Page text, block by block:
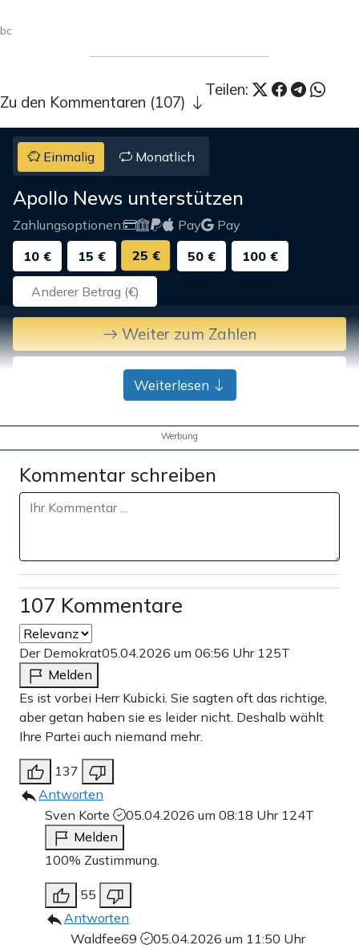
bc
Teilen:
Zu den Kommentaren (107)
Einmalig Monatlich
Apollo News unterstützen
Zahlungsoptionen: Pay
Pay
10 €
15 € 25 € 50 € 100 €
Weiter zum Zahlen
Bank-Überweisung
Weiterlesen
Werbung
Kommentar schreiben
107 Kommentare
Der Demokrat05.04.2026 um 06:56 Uhr 125T
Melden
Es ist vorbei Herr Kubicki. Sie sagten oft das richtige,
aber getan haben sie es leider nicht. Deshalb wählt
Ihre Partei auch niemand mehr.
137
Antworten
Sven Korte
05.04.2026 um 08:18 Uhr 124T
Melden
100% Zustimmung.
55
Antworten
Waldfee69
05.04.2026 um 11:50 Uhr